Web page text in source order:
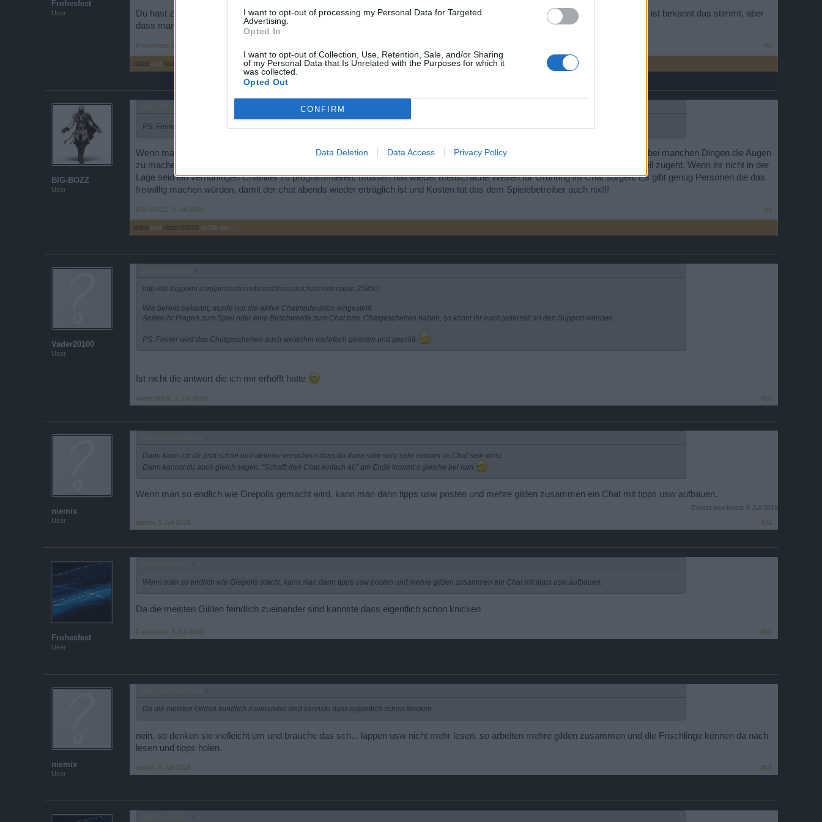
I want to opt-out of processing my Personal Data for Targeted
Advertising.
Opted In
I want to opt-out of Collection, Use, Retention, Sale, and/or Sharing
of my Personal Data that Is Unrelated with the Purposes for which it
was collected.
Opted Out
CONFIRM
Data Deletion Data Access Privacy Policy
Frohesfest
User
Du hast zwar geantwortet was erstmal toll ist, aber auf das eigentliche Anliegen bist du nicht wirklich eingegangen. Der erste Satz ist bekannt das stimmt, aber
dass man sich mit Chat-Beschwerden an den Support wenden soll hat ja mit dem eigentlichen Thema nichts zutun.
Frohesfest 2 Juli 2018 #8
abfall und Vader20100
BIG-BOZZ
User
PS: Ferner wird das Chatgeschehen auch weiterhin mehrfach gelesen und geprüft.
Wenn man sich anschaut, was Abends im Global abgeht, glaube ich das nicht. Außerdem ist es recht offensichtlich das die CMs bei manchen Dingen die Augen
zu machen und bei manchen anderen agieren sie. Das ist so nicht richtig und höchst unprofessionell wie es in diesem Spiel aktuell zugeht. Wenn ihr nicht in der
Lage seid ein vernünftigen Chatfilter zu programmieren, müssen halt wieder menschliche Wesen für Ordnung im Chat sorgen. Es gibt genug Personen die das
freiwillig machen würden, damit der chat abends wieder erträglich ist und Kosten tut das dem Spielebetreiber auch nix!!!
BIG-BOZZ 2 Juli 2018 #9
abfall und Vader20100 gefällt dies.
Vader20100
User
↑
http://de.bigpoint.com/piratestorm/board/threads/chatmoderation.25850/
Wie bereits bekannt, wurde nur die aktive Chatmoderation eingestellt.
Solltet ihr Fragen zum Spiel oder eine Beschwerde zum Chat bzw. Chatgeschehen haben, so könnt ihr euch jederzeit an den Support wenden.
PS: Ferner wird das Chatgeschehen auch weiterhin mehrfach gelesen und geprüft.
Ist nicht die antwort die ich mir erhofft hatte
Vader20100 2 Juli 2018 #10
niemix
User
↑
Dann kann ich dir jetzt schon und definitiv versichern dass du dann sehr sehr sehr einsam im Chat sein wirst.
Dann kannst du auch gleich sagen: "Schafft den Chat einfach ab" am Ende kommt`s gleiche bei rum
Wenn man so endlich wie Grepolis gemacht wird, kann man dann tipps usw posten und mehre gilden zusammen ein Chat mit tipps usw aufbauen.
Zuletzt bearbeitet: 5 Juli 2018
niemix
5 Juli 2018 #11
Frohesfest
User
↑
Wenn man so endlich wie Grepolis macht, kann man dann tipps usw posten und mehre gilden zusammen ein Chat mit tipps usw aufbauen.
Da die meisten Gilden feindlich zueinander sind kannste dass eigentlich schon knicken
Frohesfest 5 Juli 2018 #12
niemix
User
↑
Da die meisten Gilden feindlich zueinander sind kannste dass eigentlich schon knicken
nein, so denken sie vielleicht um und brauche das sch... lappen usw nicht mehr lesen. so arbeiten mehre gilden zusammen und die Frischlinge können da nach
lesen und tipps holen.
niemix 5 Juli 2018 #13
↑